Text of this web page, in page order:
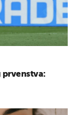
prvenstva: